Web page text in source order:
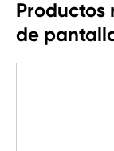
Productos
de